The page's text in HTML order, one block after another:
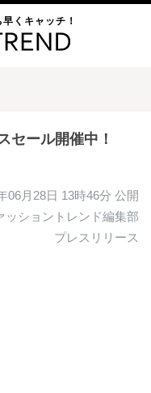
くキャッチ！
セール開催中！
06月28日 13時46分 公開
ッショントレンド編集部
プレスリリース